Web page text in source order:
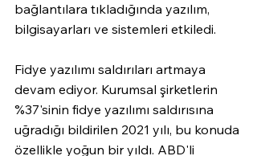
bağlantılara tıkladığında yazılım,
bilgisayarları ve sistemleri etkiledi.
Fidye yazılımı saldırıları artmaya
devam ediyor. Kurumsal şirketlerin
%37'sinin fidye yazılımı saldırısına
uğradığı bildirilen 2021 yılı, bu konuda
özellikle yoğun bir yıldı. ABD'li